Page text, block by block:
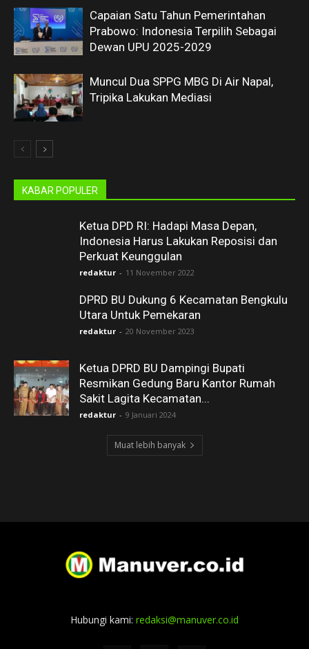
Capaian Satu Tahun Pemerintahan
Prabowo: Indonesia Terpilih Sebagai
Dewan UPU 2025-2029
Muncul Dua SPPG MBG Di Air Napal,
Tripika Lakukan Mediasi
KABAR POPULER
Ketua DPD RI: Hadapi Masa Depan,
Indonesia Harus Lakukan Reposisi dan
Perkuat Keunggulan
redaktur - 11 November 2022
DPRD BU Dukung 6 Kecamatan Bengkulu
Utara Untuk Pemekaran
redaktur - 20 November 2023
Ketua DPRD BU Dampingi Bupati
Resmikan Gedung Baru Kantor Rumah
Sakit Lagita Kecamatan...
redaktur - 9 Januari 2024
Muat lebih banyak
Hubungi kami: redaksi@manuver.co.id